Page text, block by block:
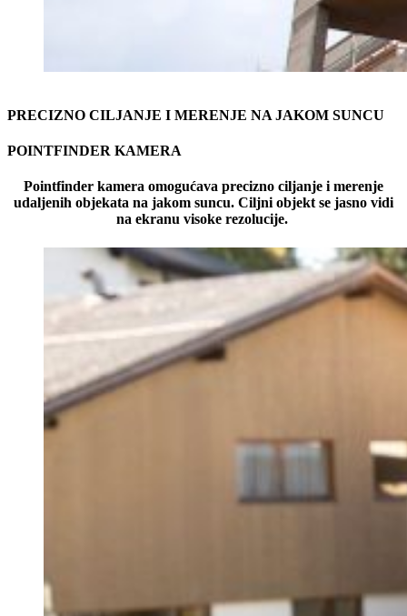
PRECIZNO CILJANJE I MERENJE NA JAKOM SUNCU
POINTFINDER KAMERA
Pointfinder kamera omogućava precizno ciljanje i merenje
udaljenih objekata na jakom suncu. Ciljni objekt se jasno vidi
na ekranu visoke rezolucije.